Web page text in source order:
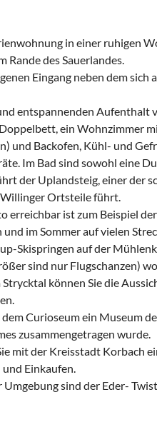
in einer ruhigen
Rande des Sauerlandes.
Eingang neben dem sich
entspannenden Aufenthalt
ein Wohnzimmer
und Backofen, Kühl- und
Im Bad sind sowohl eine
der Uplandsteig, einer der
Willinger Ortsteile führt.
erreichbar ist zum Beispiel
und im Sommer auf vielen
Skispringen auf der
sind nur Flugschanzen)
können Sie die
Curioseum ein Museum
zusammengetragen wurde.
mit der Kreisstadt Korbach
Einkaufen.
sind der Eder-